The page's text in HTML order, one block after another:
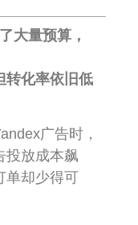
大量预算，
转化率依旧低
广告时，
投放成本飙
单却少得可